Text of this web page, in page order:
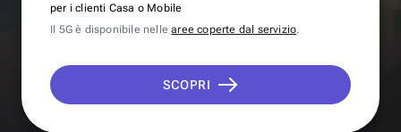
per i clienti Casa o Mobile
Il 5G è disponibile nellearee coperte dal servizio.
SCOPRI